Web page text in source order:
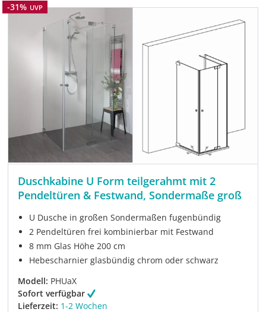
Rabatt
-31% UVP
Duschkabine U Form teilgerahmt mit 2
Pendeltüren & Festwand, Sondermaße groß
U Dusche in großen Sondermaßen fugenbündig
2 Pendeltüren frei kombinierbar mit Festwand
8 mm Glas Höhe 200 cm
Hebescharnier glasbündig chrom oder schwarz
Modell: PHUaX
Sofort verfügbar
Lieferzeit: 1-2 Wochen